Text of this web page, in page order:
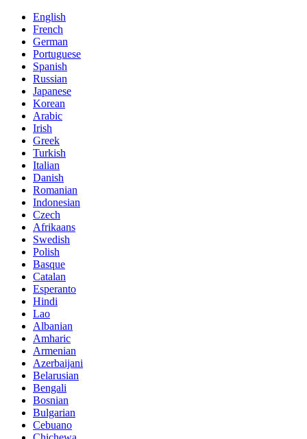
English
French
German
Portuguese
Spanish
Russian
Japanese
Korean
Arabic
Irish
Greek
Turkish
Italian
Danish
Romanian
Indonesian
Czech
Afrikaans
Swedish
Polish
Basque
Catalan
Esperanto
Hindi
Lao
Albanian
Amharic
Armenian
Azerbaijani
Belarusian
Bengali
Bosnian
Bulgarian
Cebuano